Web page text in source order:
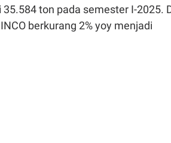
ton pada semester I-2025.
berkurang 2% yoy menjadi